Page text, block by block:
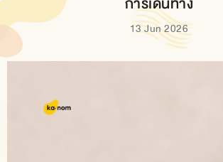
13 Jun 2026